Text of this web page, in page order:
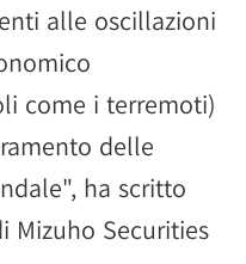
alle oscillazioni
come i terremoti)
delle
ha scritto
Mizuho Securities